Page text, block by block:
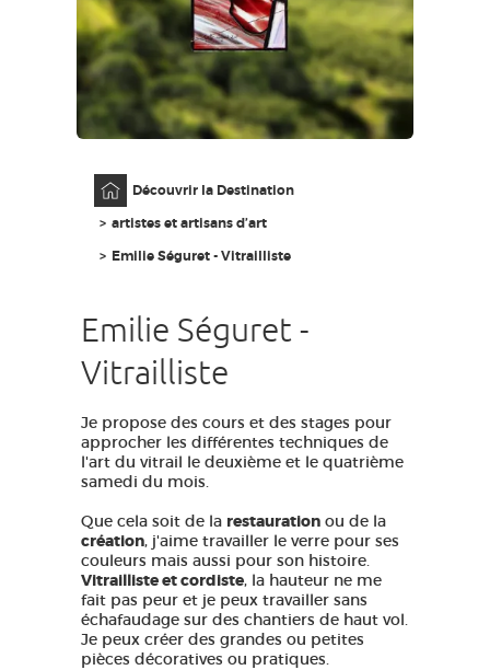
MA SÉLECTION
FR
Découvrir la Destination
artistes et artisans d’art
Emilie Séguret - Vitrailliste
Emilie Séguret -
Vitrailliste
Je propose des cours et des stages pour
approcher les différentes techniques de
l'art du vitrail le deuxième et le quatrième
samedi du mois.
Que cela soit de la restauration ou de la
création, j'aime travailler le verre pour ses
couleurs mais aussi pour son histoire.
Vitrailliste et cordiste, la hauteur ne me
fait pas peur et je peux travailler sans
échafaudage sur des chantiers de haut vol.
Je peux créer des grandes ou petites
pièces décoratives ou pratiques.